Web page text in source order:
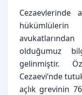
hükümlülerin
olduğumuz
gelinmiştir.
Cezaevi’nde
açlık grevinin